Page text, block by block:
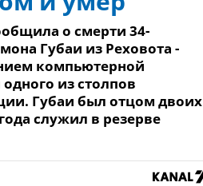
о смерти 34-
Губаи из Реховота -
компьютерной
из столпов
Губаи был отцом двоих
служил в резерве